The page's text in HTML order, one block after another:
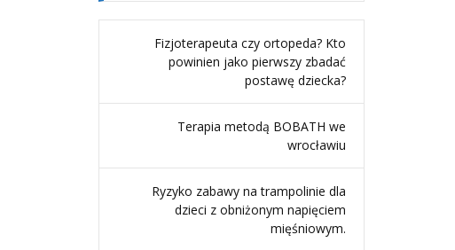
Fizjoterapeuta czy ortopeda? Kto
powinien jako pierwszy zbadać
postawę dziecka?
Terapia metodą BOBATH we
wrocławiu
Ryzyko zabawy na trampolinie dla
dzieci z obniżonym napięciem
mięśniowym.